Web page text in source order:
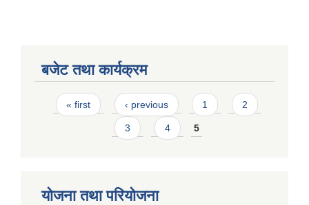
बजेट तथा कार्यक्रम
Pages
« first ‹ previous 1 2
3 4 5
योजना तथा परियोजना